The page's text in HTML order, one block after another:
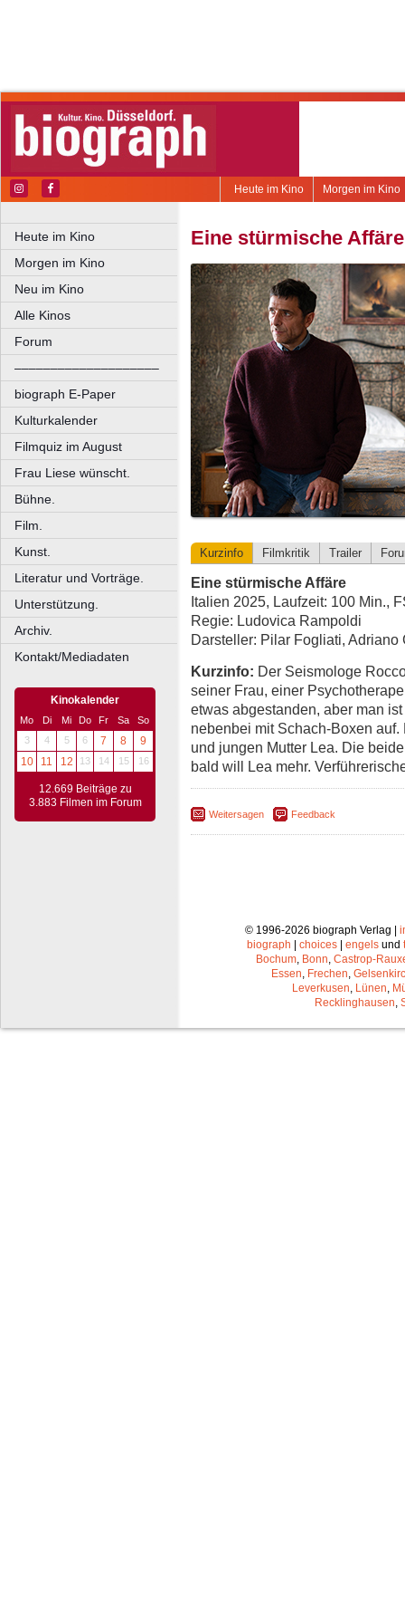
Morgen im Kino
Heute im Kino
Heute im Kino
Morgen im Kino
Neu im Kino
Alle Kinos
Forum
––––––––––––––––––––
biograph E-Paper
Kulturkalender
Filmquiz im August
Frau Liese wünscht.
Bühne.
Film.
Kunst.
Literatur und Vorträge.
Unterstützung.
Archiv.
Kontakt/Mediadaten
Kinokalender
Mo Di Mi Do Fr Sa
So
3
4 5 6 7 8
9
10
11 12 13 14 15 16
12.669 Beiträge zu
3.883 Filmen im Forum
Eine stürmische Affäre
Kurzinfo Filmkritik Trailer
Eine stürmische Affäre
Italien 2025, Laufzeit: 100 Min.,
Regie: Ludovica Rampoldi
Darsteller: Pilar Fogliati,
Kurzinfo: Der Seismologe
seiner Frau, einer
etwas abgestanden, aber man
nebenbei mit Schach-Boxen
und jungen Mutter Lea. Die
bald will Lea mehr.
Weitersagen Feedback
© 1996-2026 biograph Verlag |
biograph
choices engels und
Bochum, Bonn, Castrop-
Essen, Frechen,
Leverkusen, Lünen,
Recklinghausen,